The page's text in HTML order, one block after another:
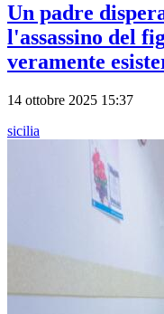
Un padre
l'assassino del
veramente
14 ottobre 2025 15:37
sicilia